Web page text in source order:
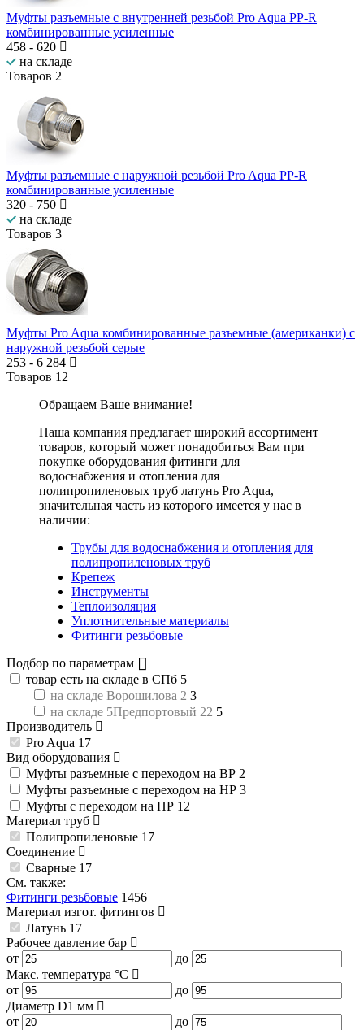
Муфты разъемные с внутренней резьбой Pro Aqua PP-R
комбинированные усиленные
458 - 620
на складе
Товаров 2
Муфты разъемные с наружной резьбой Pro Aqua PP-R
комбинированные усиленные
320 - 750
на складе
Товаров 3
Муфты Pro Aqua комбинированные разъемные (американки) с
наружной резьбой серые
253 - 6 284
Товаров 12
Обращаем Ваше внимание!
Наша компания предлагает широкий ассортимент
товаров, который может понадобиться Вам при
покупке оборудования фитинги для
водоснабжения и отопления для
полипропиленовых труб латунь Pro Aqua,
значительная часть из которого имеется у нас в
наличии:
Трубы для водоснабжения и отопления для
полипропиленовых труб
Крепеж
Инструменты
Теплоизоляция
Уплотнительные материалы
Фитинги резьбовые
Подбор по параметрам
товар есть на складе в СПб 5
на складе Ворошилова 2 3
на складе 5Предпортовый 22 5
Производитель
Pro Aqua 17
Вид оборудования
Муфты разъемные с переходом на ВР 2
Муфты разъемные с переходом на НР 3
Муфты с переходом на НР 12
Материал труб
Полипропиленовые 17
Соединение
Сварные 17
См. также:
Фитинги резьбовые 1456
Материал изгот. фитингов
Латунь 17
Рабочее давление бар
от
до
Макс. температура °C
от
до
Диаметр D1 мм
от
до